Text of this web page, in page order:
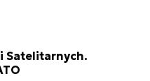
Satelitarnych.